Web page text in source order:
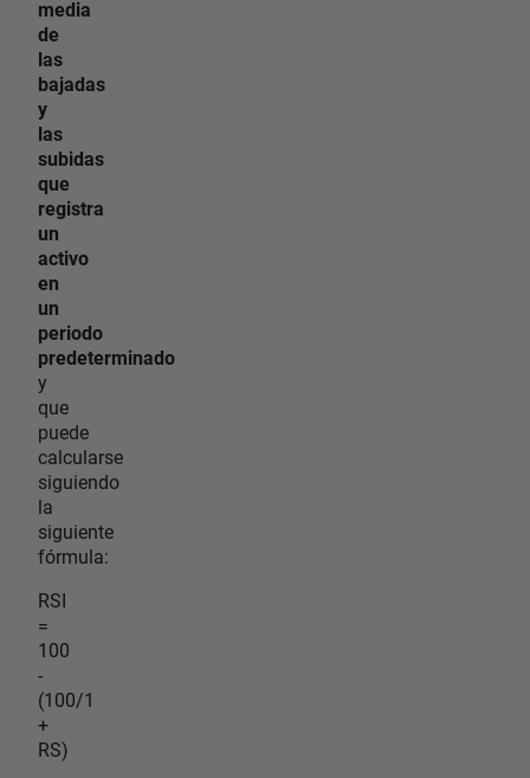
media
de
las
bajadas
y
las
subidas
que
registra
un
activo
en
un
periodo
predeterminado
y
que
puede
calcularse
siguiendo
la
siguiente
fórmula:
RSI
=
100
-
(100/1
+
RS)